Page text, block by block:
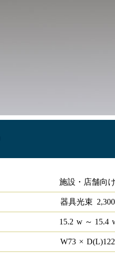
施設・店舗向
器具光束 2,300
15.2 w～ 15.4
W73 × D(L)